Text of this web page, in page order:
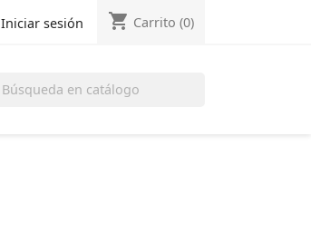
Iniciar sesión shopping_cart Carrito (0)